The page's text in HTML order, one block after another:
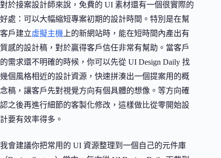
對於接案設計師來說，免費的 UI 素材還有一個很實際的
好處：可以大幅縮短專案初期的設計時間。特別是在幫
客戶建立虛擬主機 上的新網站時，能在短時間內產出有
質感的設計稿，對於贏得客戶信任非常有幫助。當客戶
的需求還不明確的時候，你可以先從 UI Design Daily 找
幾個風格相近的設計資源，快速拼湊出一個提案用的概
念稿，讓客戶先對視覺方向有個具體的想像。等方向確
認之後再進行細節的客製化修改，這樣做比從零開始設
計要有效率得多。
我會建議你把常用的 UI 資源整理到一個自己的元件庫